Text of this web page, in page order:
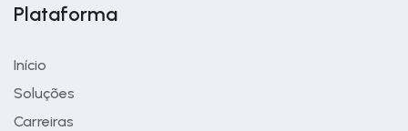
Plataforma
Início
Soluções
Carreiras